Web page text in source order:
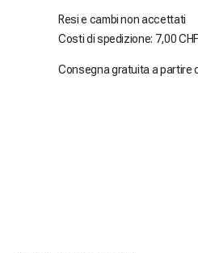
Resi e cambi non accettati
Costi di spedizione: 7,00 CHF
Consegna gratuita a partire